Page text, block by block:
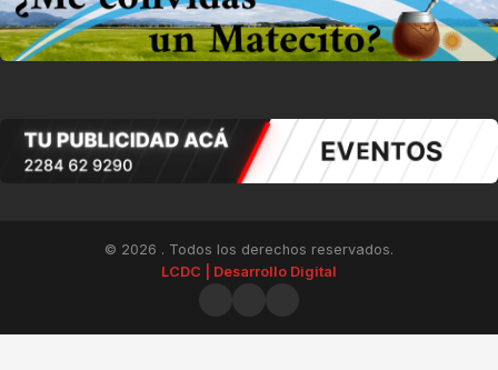
© 2026 . Todos los derechos reservados.
LCDC | Desarrollo Digital